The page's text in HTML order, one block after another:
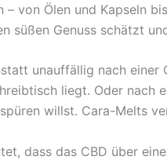
von Ölen und Kapseln
süßen Genuss schätzt
unauffällig nach
liegt. Oder
willst. Cara-Melts
dass das CBD über